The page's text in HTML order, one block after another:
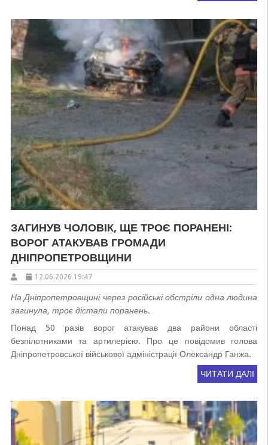
ЗАГИНУВ ЧОЛОВІК, ЩЕ ТРОЄ ПОРАНЕНІ:
ВОРОГ АТАКУВАВ ГРОМАДИ
ДНІПРОПЕТРОВЩИНИ
12.06.2026 19:47
На Дніпропетровщині через російські обстріли одна людина
загинула, троє дістали поранень.
Понад 50 разів ворог атакував два райони області
безпілотниками та артилерією. Про це повідомив голова
Дніпропетровської військової адміністрації Олександр Ганжа.
ЧИТАТИ ДАЛІ